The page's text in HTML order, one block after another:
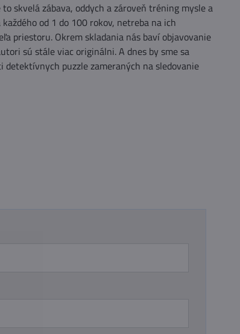
skvelá zábava, oddych a zároveň tréning mysle a
od 1 do 100 rokov, netreba na ich
priestoru. Okrem skladania nás baví objavovanie
sú stále viac originálni. A dnes by sme sa
puzzle zameraných na sledovanie